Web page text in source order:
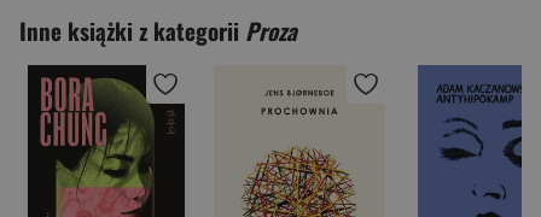
Inne książki z kategorii Proza